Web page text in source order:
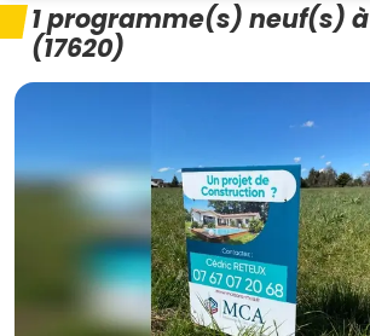
1 programme(s) neuf(s)
(17620)